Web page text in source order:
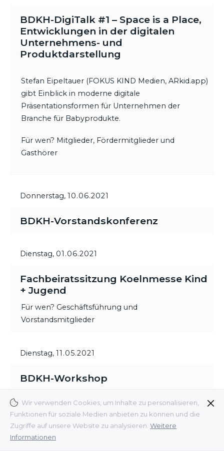
Wir verwenden Cookies, um Inhalte zu personalisieren,
Funktionen für soziale Medien anbieten zu können und die
Zugriffe auf unsere Website zu analysieren. Weitere
Informationen
BDKH-DigiTalk #1 – Space is a Place,
Entwicklungen in der digitalen
Unternehmens- und
Produktdarstellung
Stefan Eipeltauer (FOKUS KIND Medien, ARkid.app)
gibt Einblick in moderne digitale
Präsentationsformen für Unternehmen der
Branche für Babyprodukte.
Für wen? Mitglieder, Fördermitglieder und
Gasthörer
Donnerstag, 10.06.2021
BDKH-Vorstandskonferenz
Dienstag, 01.06.2021
Fachbeiratssitzung Koelnmesse Kind
+ Jugend
Für wen? Geschäftsführung und
Vorstandsmitglieder
Dienstag, 11.05.2021
BDKH-Workshop
Vorträge von Patrick Hergert (Social Media
Experte), Ulrica Griffiths (Griffiths Consulting) und
Dr. Stefano Armandi (Interconnection Consulting).